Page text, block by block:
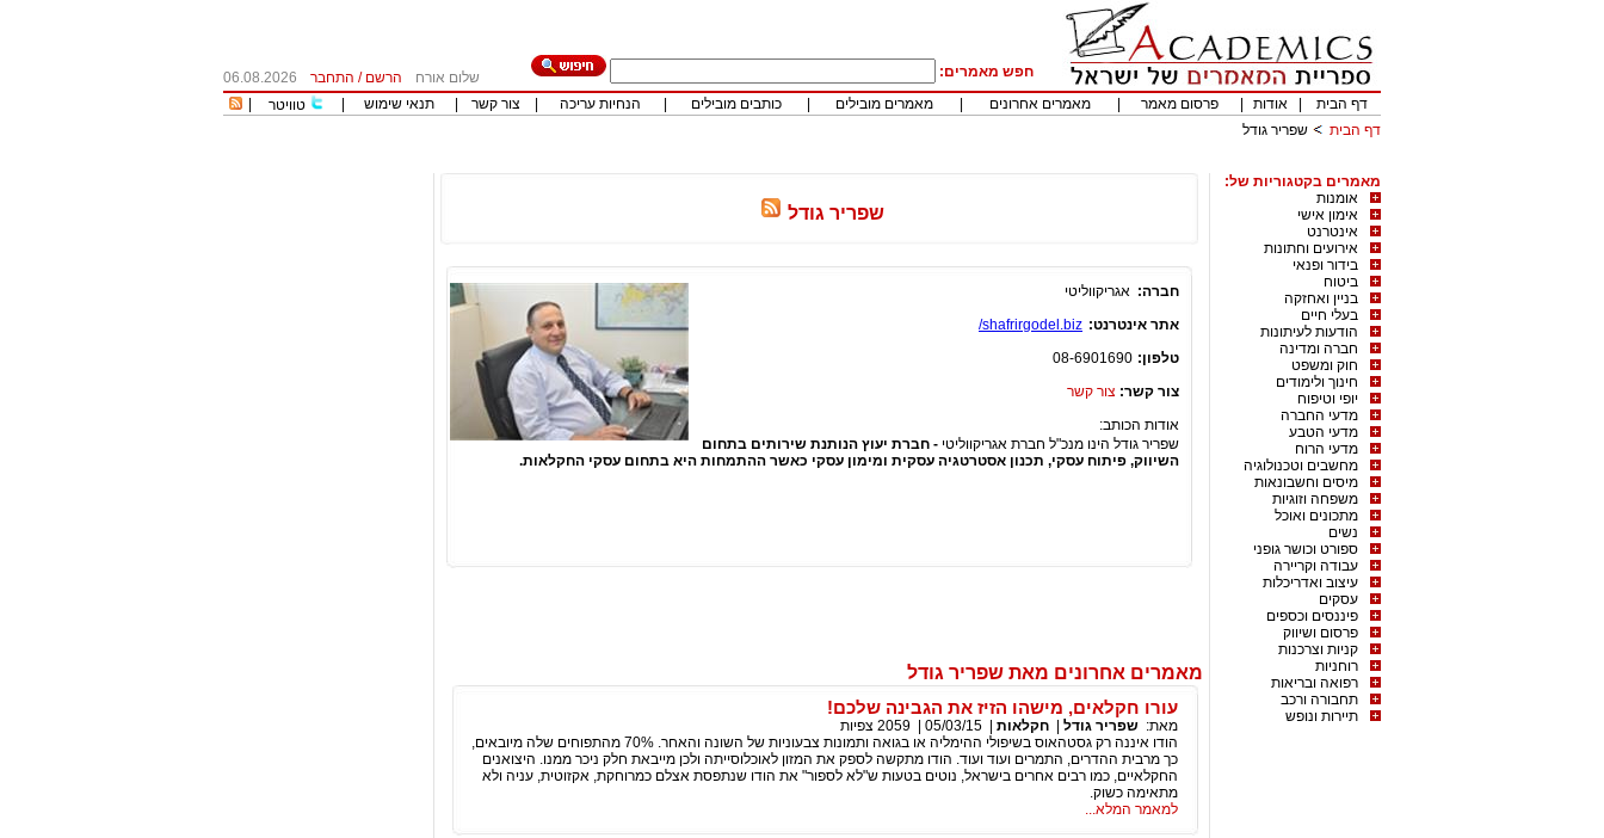
חפש מאמרים: שלום אורח הרשם / התחבר
06.08.2026
דף הבית
אודות פרסום מאמר מאמרים אחרונים מאמרים מובילים כותבים מובילים הנחיות עריכה צור קשר תנאי שימוש טוויטר
דף הבית
שפריר גודל
מאמרים בקטגוריות של:
אומנות
אימון אישי
אינטרנט
אירועים וחתונות
בידור ופנאי
ביטוח
בניין ואחזקה
בעלי חיים
הודעות לעיתונות
חברה ומדינה
חוק ומשפט
חינוך ולימודים
יופי וטיפוח
מדעי החברה
מדעי הטבע
מדעי הרוח
מחשבים וטכנולוגיה
מיסים וחשבונאות
משפחה וזוגיות
מתכונים ואוכל
נשים
ספורט וכושר גופני
עבודה וקריירה
עיצוב ואדריכלות
עסקים
פיננסים וכספים
פרסום ושיווק
קניות וצרכנות
רוחניות
רפואה ובריאות
תחבורה ורכב
תיירות ונופש
שפריר גודל
חברה: אגריקווליטי
אתר אינטרנט: shafrirgodel.biz/
טלפון: 08-6901690
צור קשר: צור קשר
אודות הכותב:
שפריר גודל הינו מנכ"ל חברת אגריקווליטי - חברת יעוץ הנותנת שירותים בתחום
השיווק, פיתוח עסקי, תכנון אסטרטגיה עסקית ומימון עסקי כאשר ההתמחות היא בתחום עסקי החקלאות.
מאמרים אחרונים מאת שפריר גודל
עורו חקלאים, מישהו הזיז את הגבינה שלכם!
מאת: שפריר גודל חקלאות 05/03/15
2059 צפיות
הודו איננה רק גסטהאוס בשיפולי ההימליה או בגואה ותמונות צבעוניות של השונה והאחר. 70% מהתפוחים שלה מיובאים,
כך מרבית ההדרים, התמרים ועוד ועוד. הודו מתקשה לספק את המזון לאוכלוסייתה ולכן מייבאת חלק ניכר ממנו. היצואנים
החקלאיים, כמו רבים אחרים בישראל, נוטים בטעות ש"לא לספור" את הודו שנתפסת אצלם כמרוחקת, אקזוטית, עניה ולא
מתאימה כשוק.
למאמר המלא...